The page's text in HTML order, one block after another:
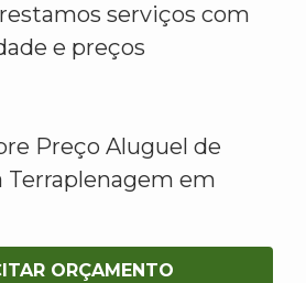
serviços com
e preços
Preço Aluguel de
Terraplenagem em
ORÇAMENTO